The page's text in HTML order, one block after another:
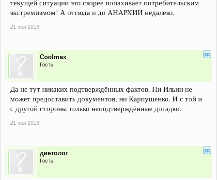
текущей ситуации это скорее попахивает потребительским
экстремизмом! А отсюда и до АНАРХИИ недалеко.
21 ноя 2013
Coolmax
Гость
Да не тут никаких подтверждённых фактов. Ни Ильин не
может предоставить документов, ни Карпушенко. И с той и
с другой стороны только неподтверждённые догадки.
21 ноя 2013
диетолог
Гость